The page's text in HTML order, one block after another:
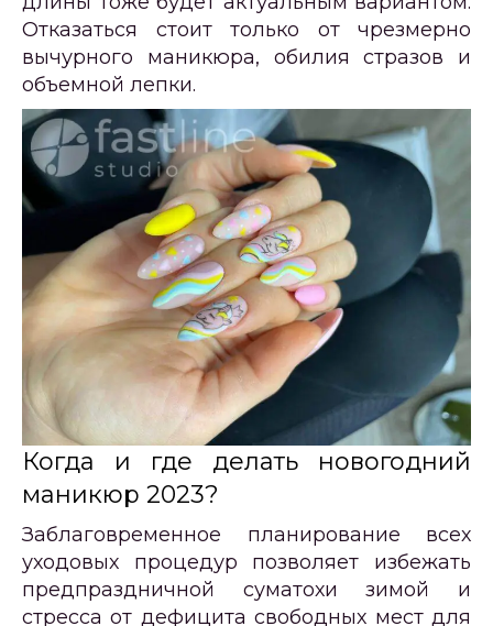
Отказаться стоит только от чрезмерно
вычурного маникюра, обилия стразов и
объемной лепки.
Когда и где делать новогодний
маникюр 2023?
Заблаговременное планирование всех
уходовых процедур позволяет избежать
предпраздничной суматохи зимой и
стресса от дефицита свободных мест для